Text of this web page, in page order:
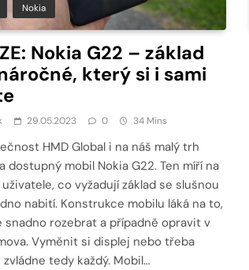
Nokia
Nokia G22 – základ
který si i sami
29.05.2023 0 34 Mins
HMD Global i na náš malý trh
dostupný mobil Nokia G22. Ten míří na
co vyžadují základ se slušnou
nabití. Konstrukce mobilu láká na to,
snadno rozebrat a případně opravit v
Vyměnit si displej nebo třeba
tedy každý. Mobil…